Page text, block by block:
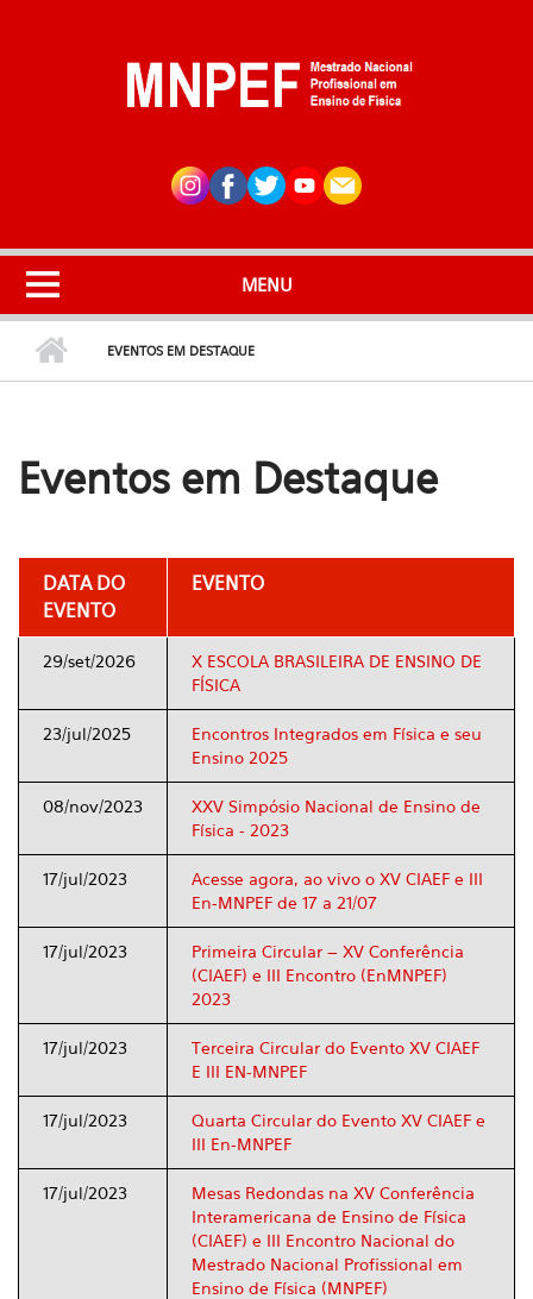
MENU
EVENTOS EM DESTAQUE
Eventos em Destaque
DATA DO
EVENTO
EVENTO
29/set/2026
X ESCOLA BRASILEIRA DE ENSINO DE
FÍSICA
23/jul/2025
Encontros Integrados em Física e seu
Ensino 2025
08/nov/2023
XXV Simpósio Nacional de Ensino de
Física - 2023
17/jul/2023
Acesse agora, ao vivo o XV CIAEF e III
En-MNPEF de 17 a 21/07
17/jul/2023
Primeira Circular – XV Conferência
(CIAEF) e III Encontro (EnMNPEF)
2023
17/jul/2023
Terceira Circular do Evento XV CIAEF
E III EN-MNPEF
17/jul/2023
Quarta Circular do Evento XV CIAEF e
III En-MNPEF
17/jul/2023
Mesas Redondas na XV Conferência
Interamericana de Ensino de Física
(CIAEF) e III Encontro Nacional do
Mestrado Nacional Profissional em
Ensino de Física (MNPEF)